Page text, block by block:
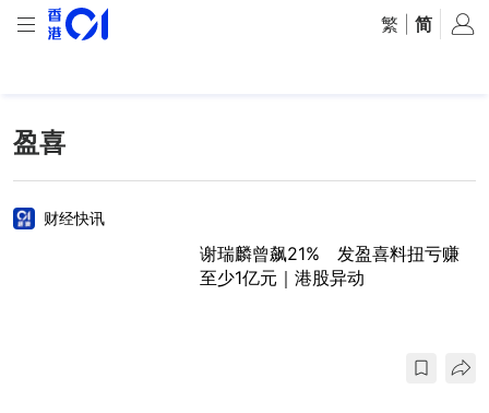
繁 简
盈喜
财经快讯
谢瑞麟曾飙21% 发盈喜料扭亏赚
至少1亿元｜港股异动